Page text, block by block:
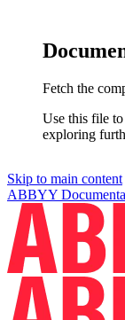
Fetch the
Use this file
exploring
Skip to main content
ABBYY